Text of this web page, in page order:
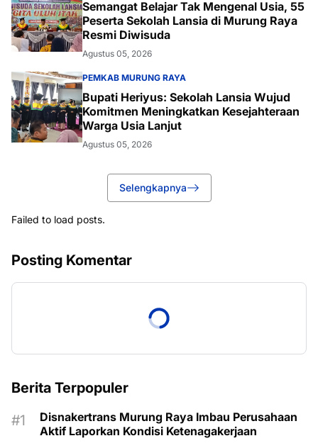
Semangat Belajar Tak Mengenal Usia, 55
Peserta Sekolah Lansia di Murung Raya
Resmi Diwisuda
Agustus 05, 2026
PEMKAB MURUNG RAYA
Bupati Heriyus: Sekolah Lansia Wujud
Komitmen Meningkatkan Kesejahteraan
Warga Usia Lanjut
Agustus 05, 2026
Selengkapnya
Failed to load posts.
Posting Komentar
Berita Terpopuler
Disnakertrans Murung Raya Imbau Perusahaan
Aktif Laporkan Kondisi Ketenagakerjaan